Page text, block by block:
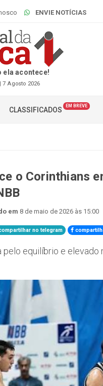
ENVIE NOTÍCIAS
ela acontece!
7 Agosto 2026
CLASSIFICADOS EM BREVE
o Corinthians
em 8 de maio de 2026 às 15:00
no telegram
pelo equilíbrio e